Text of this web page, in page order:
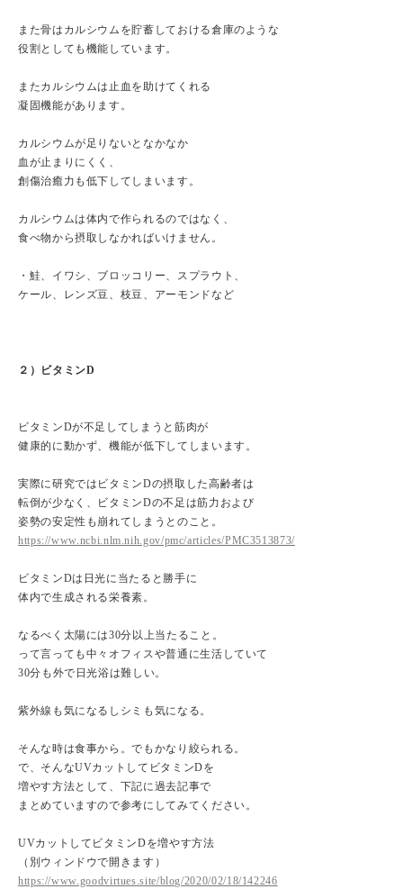
また骨はカルシウムを貯蓄しておける倉庫のような
役割としても機能しています。
またカルシウムは止血を助けてくれる
凝固機能があります。
カルシウムが足りないとなかなか
血が止まりにくく、
創傷治癒力も低下してしまいます。
カルシウムは体内で作られるのではなく、
食べ物から摂取しなかればいけません。
・鮭、イワシ、ブロッコリー、スプラウト、
ケール、レンズ豆、枝豆、アーモンドなど
２）ビタミンD
ビタミンDが不足してしまうと筋肉が
健康的に動かず、機能が低下してしまいます。
実際に研究ではビタミンDの摂取した高齢者は
転倒が少なく、ビタミンDの不足は筋力および
姿勢の安定性も崩れてしまうとのこと。
https://www.ncbi.nlm.nih.gov/pmc/articles/PMC3513873/
ビタミンDは日光に当たると勝手に
体内で生成される栄養素。
なるべく太陽には30分以上当たること。
って言っても中々オフィスや普通に生活していて
30分も外で日光浴は難しい。
紫外線も気になるしシミも気になる。
そんな時は食事から。でもかなり絞られる。
で、そんなUVカットしてビタミンDを
増やす方法として、下記に過去記事で
まとめていますので参考にしてみてください。
UVカットしてビタミンDを増やす方法
（別ウィンドウで開きます）
https://www.goodvirtues.site/blog/2020/02/18/142246